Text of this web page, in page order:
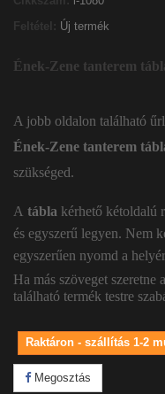
Feltétel: Új termék
Ének-Zene tanterem
A jobb oldalon található
Ének-Zene tanterem
szükséged.
A tábla kérhető kétoldalú
és egyszerű legyen. Nem
egyszerűen nyomd a
Ha más szöveget
található termék testre
Raktáron - szállítás 1-2
Megosztás